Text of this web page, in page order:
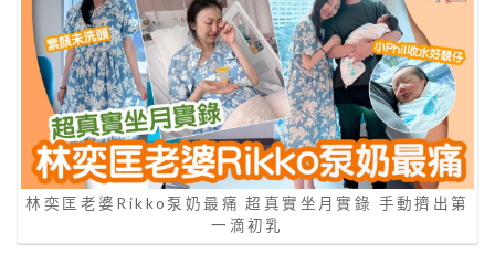
林奕匡老婆Rikko泵奶最痛 超真實坐月實錄 手動擠出第
一滴初乳